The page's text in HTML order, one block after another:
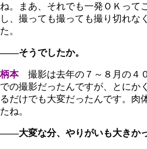
ね。まあ、それでも一発ＯＫって
し、撮っても撮っても撮り切れな
た。
――そうでしたか。
柄本撮影は去年の７～８月の４
での撮影だったんですが、とにか
るだけでも大変だったんです。肉
たね。
――大変な分、やりがいも大きか